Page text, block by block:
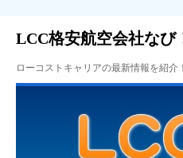
LCC格安航空会社なび
ローコストキャリアの最新情報を紹